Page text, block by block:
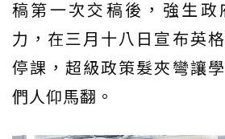
稿第一次交稿後，強生政
力，在三月十八日宣布英
停課，超級政策髮夾彎讓
們人仰馬翻。